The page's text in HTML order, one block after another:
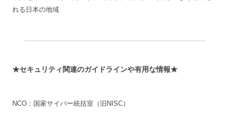
れる日本の地域
★セキュリティ関連のガイドラインや有用な情報★
NCO：国家サイバー統括室（旧NISC）